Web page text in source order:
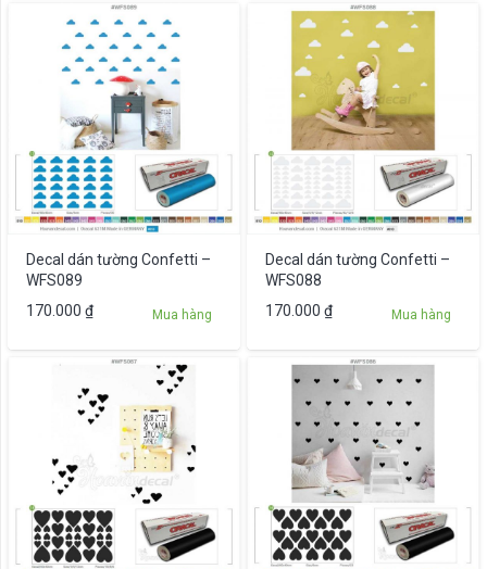
Decal dán tường Confetti –
WFS089
170.000 ₫ Mua hàng
Decal dán tường Confetti –
WFS088
170.000 ₫ Mua hàng